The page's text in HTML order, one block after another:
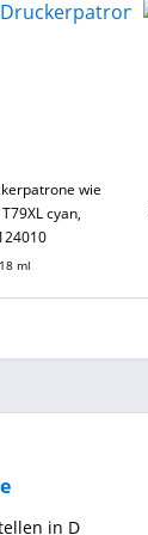
wie
cyan,
18 ml
in D